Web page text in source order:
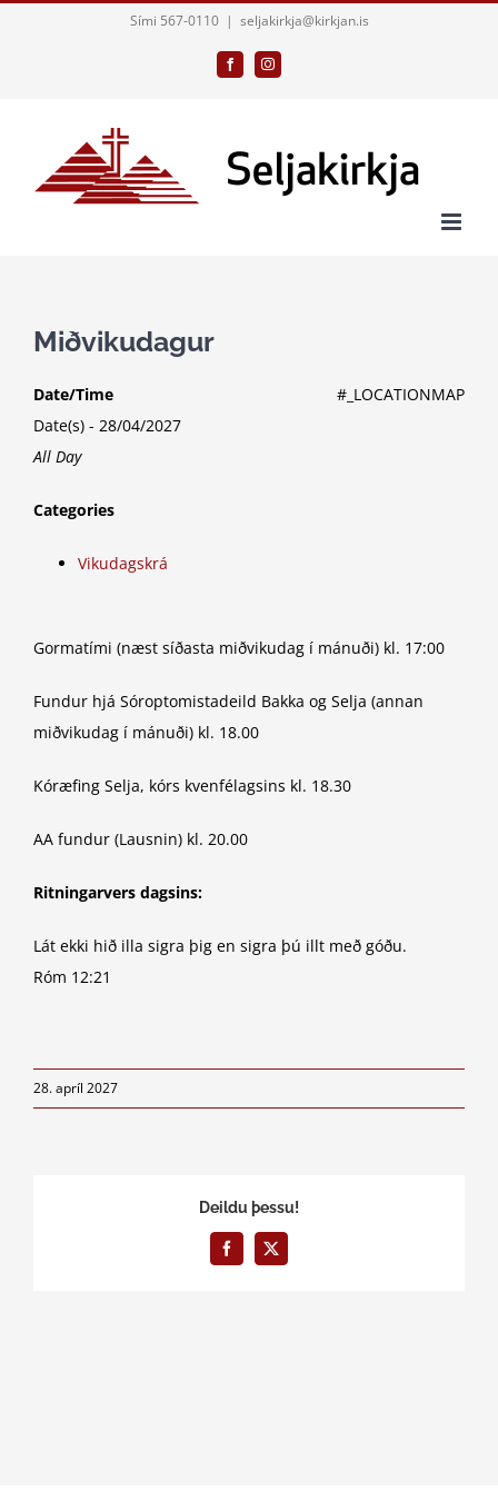
Sími 567-0110 | seljakirkja@kirkjan.is
FacebookInstagram
Miðvikudagur
#_LOCATIONMAP
Date/Time
Date(s) - 28/04/2027
All Day
Categories
Vikudagskrá
Gormatími (næst síðasta miðvikudag í mánuði) kl. 17:00
Fundur hjá Sóroptomistadeild Bakka og Selja (annan
miðvikudag í mánuði) kl. 18.00
Kóræfing Selja, kórs kvenfélagsins kl. 18.30
AA fundur (Lausnin) kl. 20.00
Ritningarvers dagsins:
Lát ekki hið illa sigra þig en sigra þú illt með góðu.
Róm 12:21
28. apríl 2027
Deildu þessu!
Facebook
X